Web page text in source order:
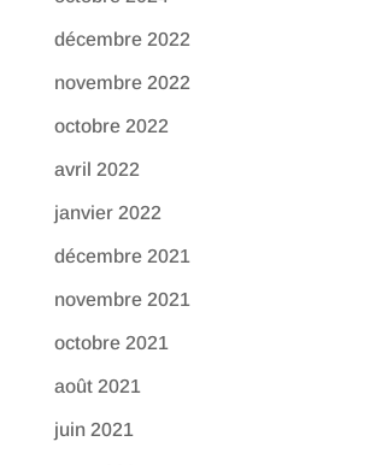
décembre 2022
novembre 2022
octobre 2022
avril 2022
janvier 2022
décembre 2021
novembre 2021
octobre 2021
août 2021
juin 2021